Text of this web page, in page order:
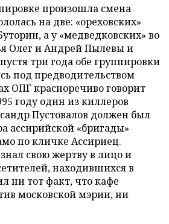
произошла смена
на две: «ореховских»
а у «медведковских» во
Олег и Андрей Пылевы и
три года обе группировки
под предводительством
ОПГ красноречиво говорит
году один из киллеров
Пустовалов должен был
ассирийской «бригады»
по кличке Ассириец.
свою жертву в лицо и
находившихся в
ни тот факт, что кафе
московской мэрии, ни